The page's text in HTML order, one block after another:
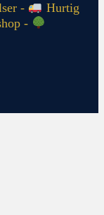
-
Hurtig
-